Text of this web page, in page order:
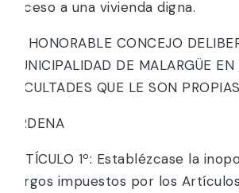
acceso a una vivienda digna.
EL HONORABLE CONCEJO
MUNICIPALIDAD DE MALARGÜE
FACULTADES QUE LE SON
ORDENA
ARTÍCULO 1º: Establézcase la
cargos impuestos por los